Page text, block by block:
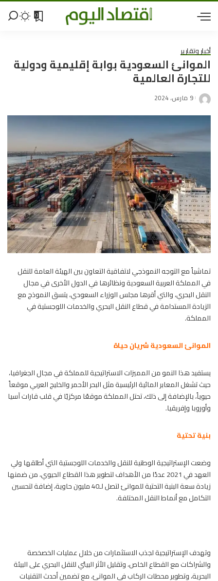
0
أخبار وتقارير
الموانئ السعودية بوابة إقليمية ودولية
للتجارة العالمية
9 مارس، 2024
تماشياً مع التوجه النموذجي لاتفاقية التعاون بين الهيئة العامة للنقل
في المملكة العربية السعودية ونظائرها في الدول الأخرى في مجال
النقل البحري، والتي أقرها مجلس الوزراء السعودي، يتسق النموذج مع
الزيادة المستدامة في قطاع النقل البحري والخدمات اللوجستية في
المملكة.
الموانئ السعوديةشريان حياة
يستفيد هذا النمو من المميزات الاستراتيجية للمملكة في مجال الجغرافيا،
حيث تشغل المعابر المائية الرئيسية مثل البحر الأحمر والخليج العربي موقعاً
حيوياً، بالإضافة إلى ذلك، تحتل المملكة موقعًا مركزيًا في قلب قارات آسيا
وأوروبا وإفريقيا.
بنية تحتية
وضعت الإستراتيجية الوطنية للنقل والخدمات اللوجستية التي أطلقها ولي
العهد في 2021 عددًا من الأهداف لتطوير هذا القطاع الحيوي، من ضمنها
زيادة سعة البنية التحتية للموانئ لتصل لـ40 مليون حاوية، إضافة لتحسين
التكامل مع أنماط النقل المختلفة.
وتهدف الإستراتيجية لجذب الاستثمارات من خلال عمليات الخصخصة
والشراكات مع القطاع الخاص، وتقليل الأثر البيئي للنقل البحري على البيئة
البحرية، وتطوير محطات الركاب في الموانئ، مع تضمين أحدث التقنيات